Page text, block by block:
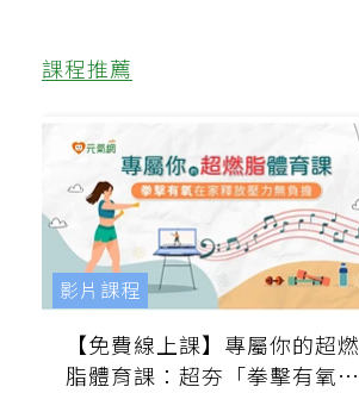
課程推薦
【免費線上課】專屬你的超燃
影片課程